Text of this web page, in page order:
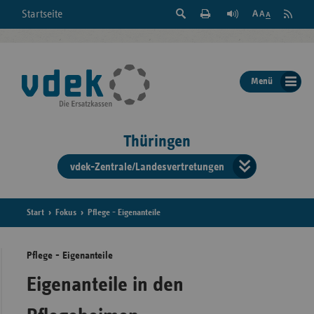
Startseite
Suche
der
Seite
Feed
Menü
Thüringen
vdek-Zentrale/Landesvertretungen
der
Start Fokus Pflege - Eigenanteile
Pflege - Eigenanteile
Eigenanteile in den